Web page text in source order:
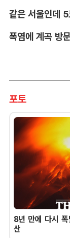
폭염에 계곡 방
포토
8년 만에 다시
산